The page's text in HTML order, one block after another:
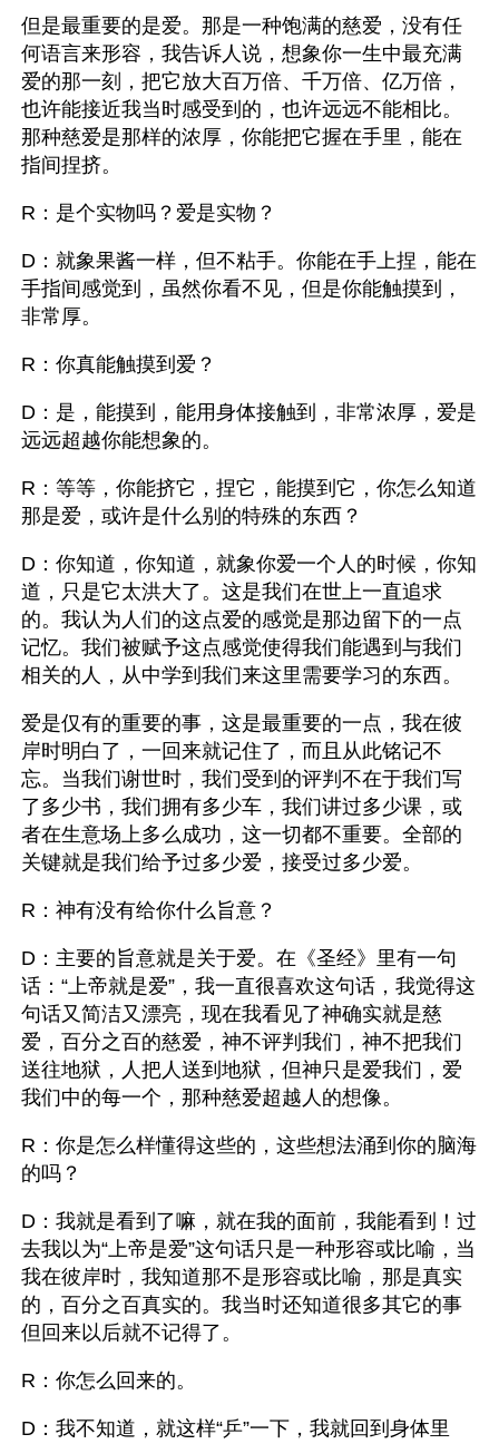
但是最重要的是爱。那是一种饱满的慈爱，没有任
何语言来形容，我告诉人说，想象你一生中最充满
爱的那一刻，把它放大百万倍、千万倍、亿万倍，
也许能接近我当时感受到的，也许远远不能相比。
那种慈爱是那样的浓厚，你能把它握在手里，能在
指间捏挤。
R：是个实物吗？爱是实物？
D：就象果酱一样，但不粘手。你能在手上捏，能在
手指间感觉到，虽然你看不见，但是你能触摸到，
非常厚。
R：你真能触摸到爱？
D：是，能摸到，能用身体接触到，非常浓厚，爱是
远远超越你能想象的。
R：等等，你能挤它，捏它，能摸到它，你怎么知道
那是爱，或许是什么别的特殊的东西？
D：你知道，你知道，就象你爱一个人的时候，你知
道，只是它太洪大了。这是我们在世上一直追求
的。我认为人们的这点爱的感觉是那边留下的一点
记忆。我们被赋予这点感觉使得我们能遇到与我们
相关的人，从中学到我们来这里需要学习的东西。
爱是仅有的重要的事，这是最重要的一点，我在彼
岸时明白了，一回来就记住了，而且从此铭记不
忘。当我们谢世时，我们受到的评判不在于我们写
了多少书，我们拥有多少车，我们讲过多少课，或
者在生意场上多么成功，这一切都不重要。全部的
关键就是我们给予过多少爱，接受过多少爱。
R：神有没有给你什么旨意？
D：主要的旨意就是关于爱。在《圣经》里有一句
话：“上帝就是爱”，我一直很喜欢这句话，我觉得这
句话又简洁又漂亮，现在我看见了神确实就是慈
爱，百分之百的慈爱，神不评判我们，神不把我们
送往地狱，人把人送到地狱，但神只是爱我们，爱
我们中的每一个，那种慈爱超越人的想像。
R：你是怎么样懂得这些的，这些想法涌到你的脑海
的吗？
D：我就是看到了嘛，就在我的面前，我能看到！过
去我以为“上帝是爱”这句话只是一种形容或比喻，当
我在彼岸时，我知道那不是形容或比喻，那是真实
的，百分之百真实的。我当时还知道很多其它的事
但回来以后就不记得了。
R：你怎么回来的。
D：我不知道，就这样“乒”一下，我就回到身体里